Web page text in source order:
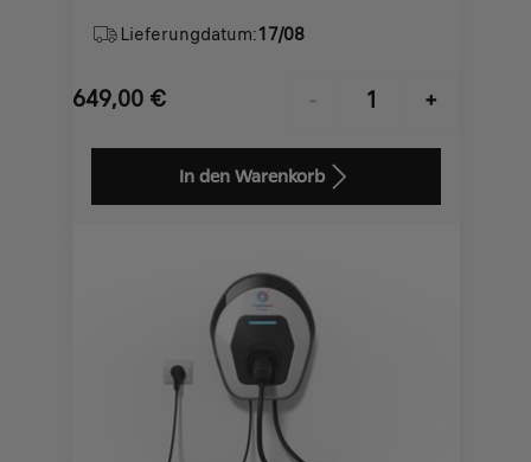
Lieferungdatum:17/08
649,00 €
Price
649,00
-
+
Quantity
to:
In den Warenkorb